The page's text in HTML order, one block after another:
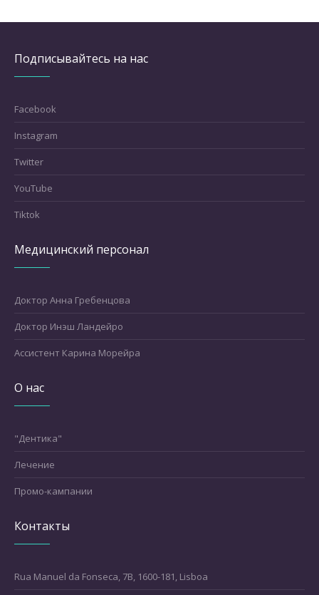
Подписывайтесь на нас
Facebook
Instagram
Twitter
YouTube
Tiktok
Медицинский персонал
Доктор Анна Гребенцова
Доктор Инэш Ландейро
Ассистент Карина Морейра
О нас
"Дентика"
Лечение
Промо-кампании
Контакты
Rua Manuel da Fonseca, 7B, 1600-181, Lisboa